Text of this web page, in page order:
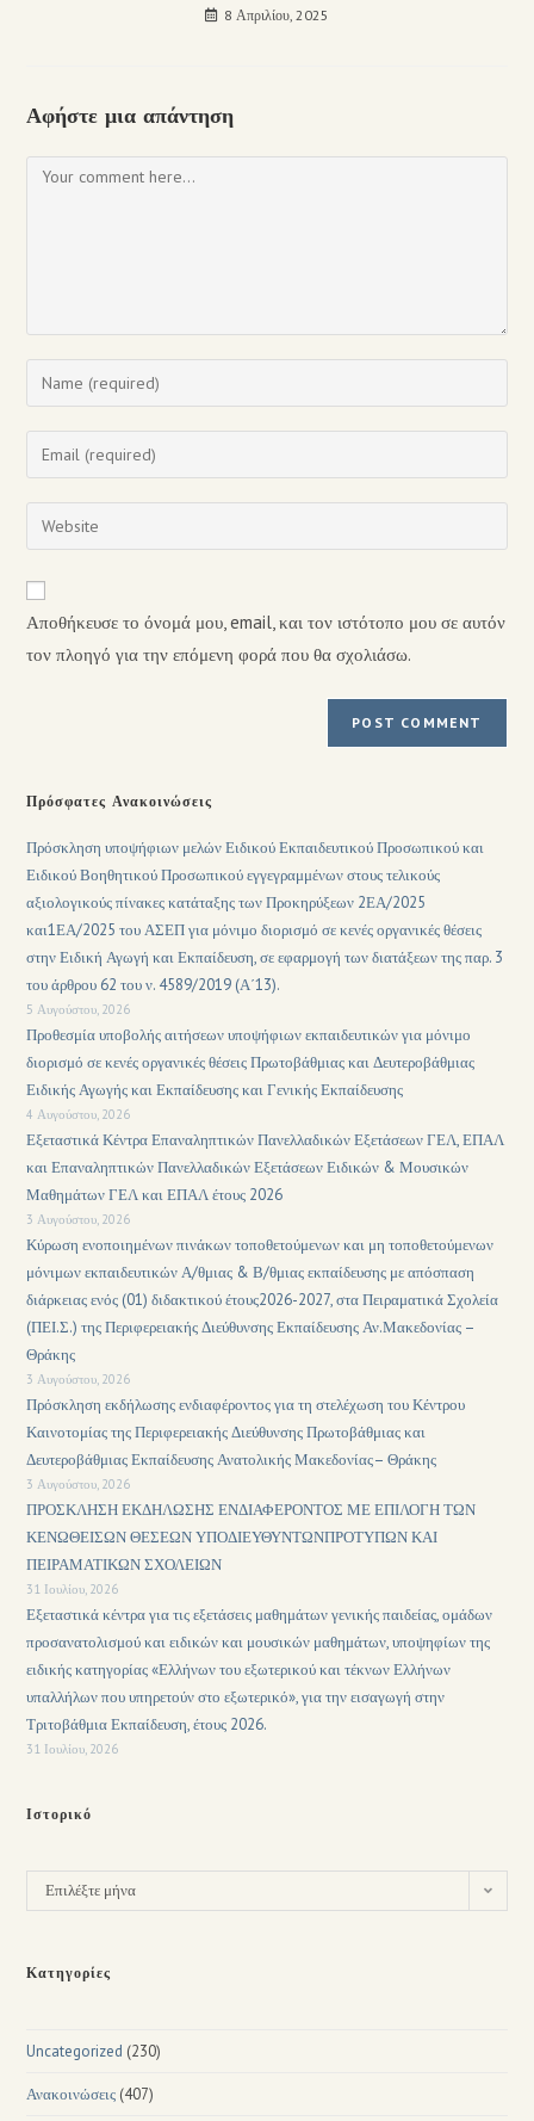
8 Απριλίου, 2025
Αφήστε μια απάντηση
Αποθήκευσε το όνομά μου, email, και τον ιστότοπο μου σε αυτόν
τον πλοηγό για την επόμενη φορά που θα σχολιάσω.
Πρόσφατες Ανακοινώσεις
Πρόσκληση υποψήφιων μελών Ειδικού Εκπαιδευτικού Προσωπικού και
Ειδικού Βοηθητικού Προσωπικού εγγεγραμμένων στους τελικούς
αξιολογικούς πίνακες κατάταξης των Προκηρύξεων 2ΕΑ/2025
και1ΕΑ/2025 του ΑΣΕΠ για μόνιμο διορισμό σε κενές οργανικές θέσεις
στην Ειδική Αγωγή και Εκπαίδευση, σε εφαρμογή των διατάξεων της παρ. 3
του άρθρου 62 του ν. 4589/2019 (Α΄13).
5 Αυγούστου, 2026
Προθεσμία υποβολής αιτήσεων υποψήφιων εκπαιδευτικών για μόνιμο
διορισμό σε κενές οργανικές θέσεις Πρωτοβάθμιας και Δευτεροβάθμιας
Ειδικής Αγωγής και Εκπαίδευσης και Γενικής Εκπαίδευσης
4 Αυγούστου, 2026
Εξεταστικά Κέντρα Επαναληπτικών Πανελλαδικών Εξετάσεων ΓΕΛ, ΕΠΑΛ
και Επαναληπτικών Πανελλαδικών Εξετάσεων Ειδικών & Μουσικών
Μαθημάτων ΓΕΛ και ΕΠΑΛ έτους 2026
3 Αυγούστου, 2026
Κύρωση ενοποιημένων πινάκων τοποθετούμενων και μη τοποθετούμενων
μόνιμων εκπαιδευτικών Α/θμιας & Β/θμιας εκπαίδευσης με απόσπαση
διάρκειας ενός (01) διδακτικού έτους2026-2027, στα Πειραματικά Σχολεία
(ΠΕΙ.Σ.) της Περιφερειακής Διεύθυνσης Εκπαίδευσης Αν.Μακεδονίας –
Θράκης
3 Αυγούστου, 2026
Πρόσκληση εκδήλωσης ενδιαφέροντος για τη στελέχωση του Κέντρου
Καινοτομίας της Περιφερειακής Διεύθυνσης Πρωτοβάθμιας και
Δευτεροβάθμιας Εκπαίδευσης Ανατολικής Μακεδονίας– Θράκης
3 Αυγούστου, 2026
ΠΡΟΣΚΛΗΣΗ ΕΚΔΗΛΩΣΗΣ ΕΝΔΙΑΦΕΡΟΝΤΟΣ ΜΕ ΕΠΙΛΟΓΗ ΤΩΝ
ΚΕΝΩΘΕΙΣΩΝ ΘΕΣΕΩΝ ΥΠΟΔΙΕΥΘΥΝΤΩΝΠΡΟΤΥΠΩΝ ΚΑΙ
ΠΕΙΡΑΜΑΤΙΚΩΝ ΣΧΟΛΕΙΩΝ
31 Ιουλίου, 2026
Εξεταστικά κέντρα για τις εξετάσεις μαθημάτων γενικής παιδείας, ομάδων
προσανατολισμού και ειδικών και μουσικών μαθημάτων, υποψηφίων της
ειδικής κατηγορίας «Ελλήνων του εξωτερικού και τέκνων Ελλήνων
υπαλλήλων που υπηρετούν στο εξωτερικό», για την εισαγωγή στην
Τριτοβάθμια Εκπαίδευση, έτους 2026.
31 Ιουλίου, 2026
Ιστορικό
Επιλέξτε μήνα
Κατηγορίες
Uncategorized (230)
Ανακοινώσεις (407)